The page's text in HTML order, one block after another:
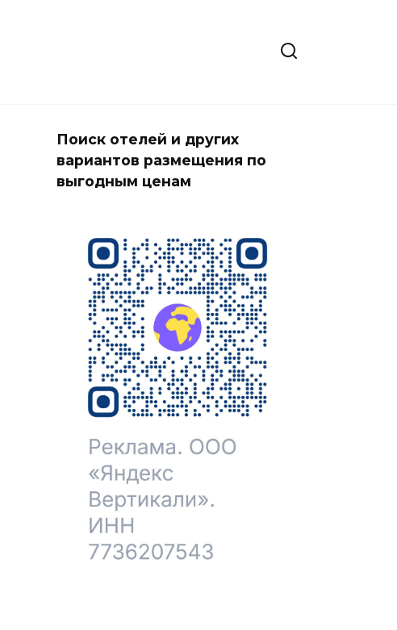
Поиск отелей и других
вариантов размещения по
выгодным ценам